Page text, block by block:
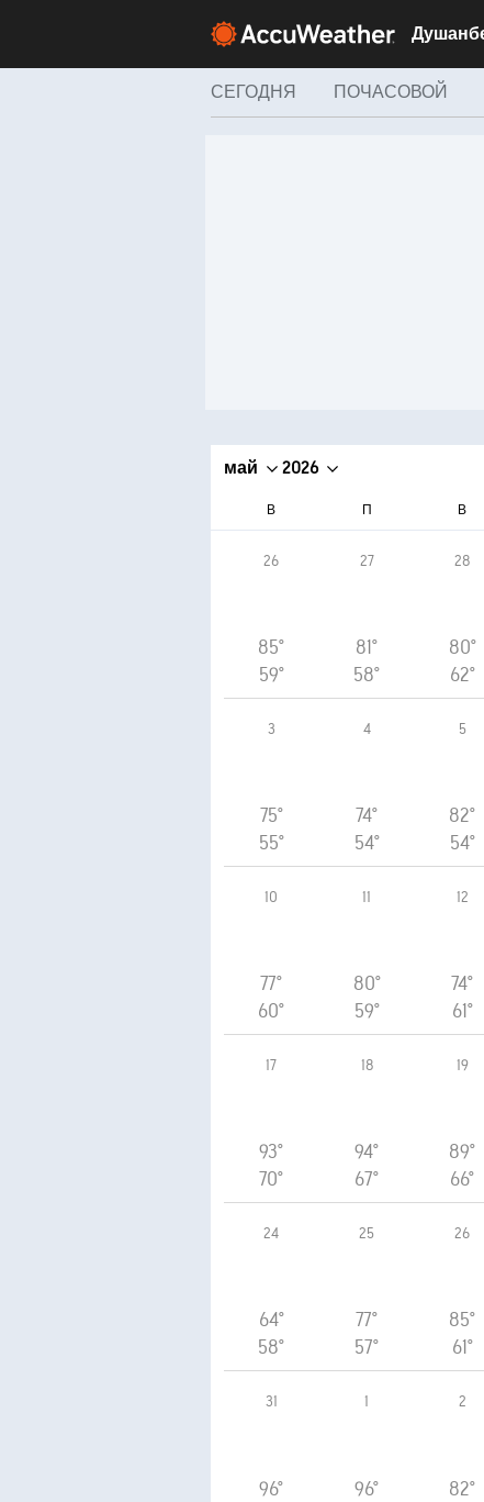
СЕГОДНЯ ПОЧАСОВОЙ
май 2026
В П В
26
85°
59°
27
81°
58°
28
80°
62°
3
75°
55°
4
74°
54°
5
82°
54°
10
77°
60°
11
80°
59°
12
74°
61°
17
93°
70°
18
94°
67°
19
89°
66°
24
64°
58°
25
77°
57°
26
85°
61°
31
96°
1
96°
2
82°